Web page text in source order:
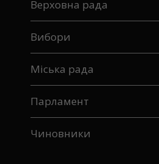
Верховна рада
Вибори
Міська рада
Парламент
Чиновники